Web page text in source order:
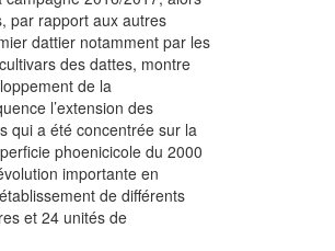
par rapport aux autres
dattier notamment par les
des dattes, montre
de la
l’extension des
qui a été concentrée sur la
phoenicicole du 2000
importante en
de différents
et 24 unités de